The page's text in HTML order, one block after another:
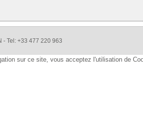
- Tel: +33 477 220 963
sur ce site, vous acceptez l'utilisation de